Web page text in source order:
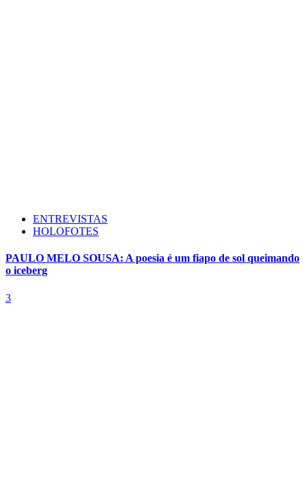
ENTREVISTAS
HOLOFOTES
PAULO MELO SOUSA: A poesia é um fiapo de sol queimando
o iceberg
3